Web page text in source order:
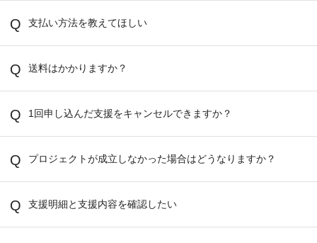
支払い方法を教えてほしい
送料はかかりますか？
1回申し込んだ支援をキャンセルできますか？
プロジェクトが成立しなかった場合はどうなりますか？
支援明細と支援内容を確認したい